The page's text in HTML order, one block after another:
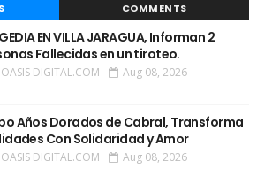
COMMENTS
EN VILLA JARAGUA, Informan 2
Fallecidas en un tiroteo.
OASIS DIGITAL.COM Aug 08, 2026
Años Dorados de Cabral, Transforma
Con Solidaridad y Amor
OASIS DIGITAL.COM Aug 08, 2026